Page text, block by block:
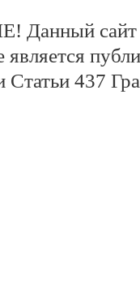
сайт
является
437